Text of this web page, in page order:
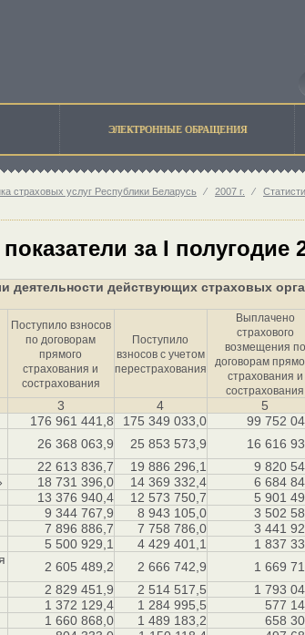
ЭЛЕКТРОННЫЕ ОБРАЩЕНИЯ
страховых услуг Республики Беларусь ⁄ 2007 г. ⁄
за I полугодие
деятельности действующих страховых
Поступило взносов
по договорам
прямого
страхования и
сострахования
Поступило
взносов с учетом
перестрахования
Выплачено
страхового
возмещения по
договорам
страхования и
сострахования
3 4 5
176 961 441,8 175 349 033,0 99 752
26 368 063,9 25 853 573,9 16 616
22 613 836,7 19 886 296,1 9 820
18 731 396,0 14 369 332,4 6 684
13 376 940,4 12 573 750,7 5 901
9 344 767,9 8 943 105,0 3 502
7 896 886,7 7 758 786,0 3 441
5 500 929,1 4 429 401,1 1 837
2 605 489,2 2 666 742,9 1 669
2 829 451,9 2 514 517,5 1 793
1 372 129,4 1 284 995,5 577
1 660 868,0 1 489 183,2 658